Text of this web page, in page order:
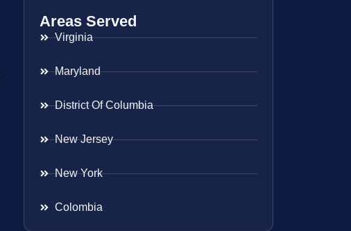
Areas Served
Virginia
Maryland
District Of Columbia
New Jersey
New York
Colombia